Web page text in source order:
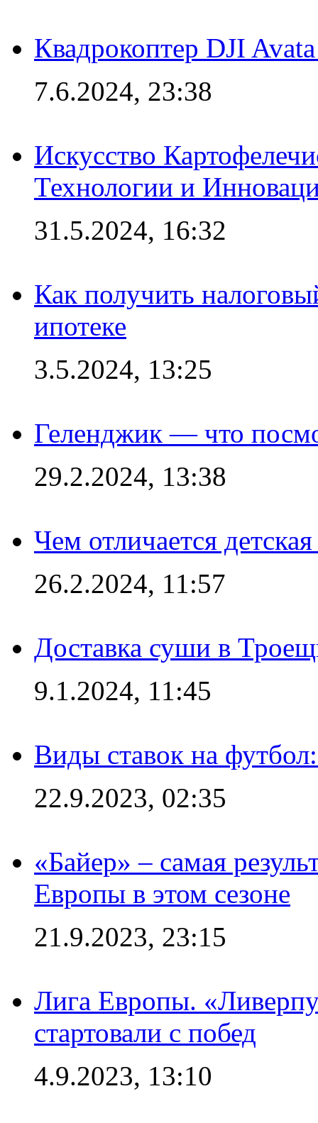
Квадрокоптер DJI
7.6.2024, 23:38
Искусство
Технологии и
31.5.2024, 16:32
Как получить
ипотеке
3.5.2024, 13:25
Геленджик — что
29.2.2024, 13:38
Чем отличается
26.2.2024, 11:57
Доставка суши в
9.1.2024, 11:45
Виды ставок на
22.9.2023, 02:35
«Байер» – самая
Европы в этом сезоне
21.9.2023, 23:15
Лига Европы.
стартовали с побед
4.9.2023, 13:10